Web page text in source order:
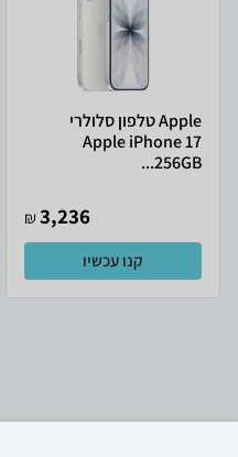
Apple טלפון סלולרי
Apple iPhone 17
256GB...
3,236
₪
קנו עכשיו